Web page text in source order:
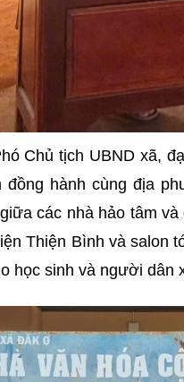
Chủ tịch UBND xã,
đồng hành cùng địa
các nhà hảo tâm
Thiện Bình và salon
học sinh và người dân